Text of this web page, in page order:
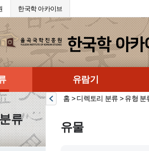
한국학 아카이브
유람기
류
홈 > 디렉토리 분류 > 유형 분
유물